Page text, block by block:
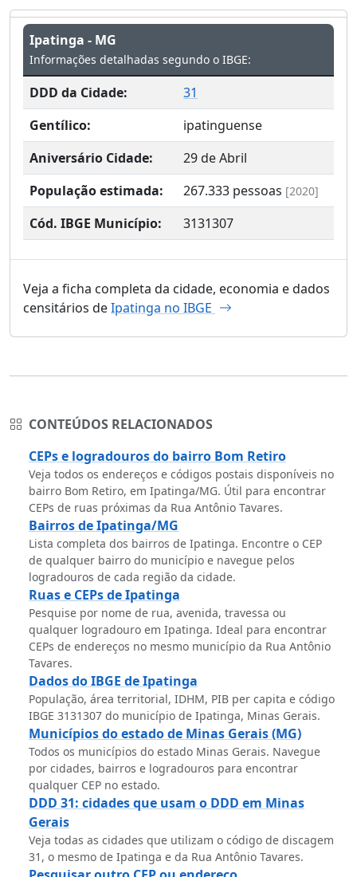
Ipatinga - MG
Informações detalhadas segundo o IBGE:
DDD da Cidade:
31
Gentílico:
ipatinguense
Aniversário Cidade:
29 de Abril
População estimada:
267.333 pessoas [2020]
Cód. IBGE Município: 3131307
Veja a ficha completa da cidade, economia e dados
censitários deIpatinga no IBGE
CONTEÚDOS RELACIONADOS
CEPs e logradouros do bairro Bom Retiro
Veja todos os endereços e códigos postais disponíveis no
bairro Bom Retiro, em Ipatinga/MG. Útil para encontrar
CEPs de ruas próximas da Rua Antônio Tavares.
Bairros de Ipatinga/MG
Lista completa dos bairros de Ipatinga. Encontre o CEP
de qualquer bairro do município e navegue pelos
logradouros de cada região da cidade.
Ruas e CEPs de Ipatinga
Pesquise por nome de rua, avenida, travessa ou
qualquer logradouro em Ipatinga. Ideal para encontrar
CEPs de endereços no mesmo município da Rua Antônio
Tavares.
Dados do IBGE de Ipatinga
População, área territorial, IDHM, PIB per capita e código
IBGE 3131307 do município de Ipatinga, Minas Gerais.
Municípios do estado de Minas Gerais (MG)
Todos os municípios do estado Minas Gerais. Navegue
por cidades, bairros e logradouros para encontrar
qualquer CEP no estado.
DDD 31: cidades que usam o DDD em Minas
Gerais
Veja todas as cidades que utilizam o código de discagem
31, o mesmo de Ipatinga e da Rua Antônio Tavares.